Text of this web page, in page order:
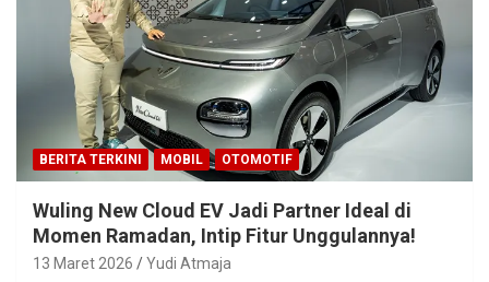
BERITA TERKINI MOBIL OTOMOTIF
Wuling New Cloud EV Jadi Partner Ideal di
Momen Ramadan, Intip Fitur Unggulannya!
13 Maret 2026 Yudi Atmaja